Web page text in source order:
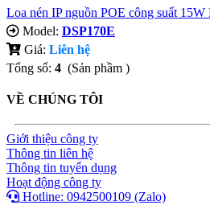
Loa nén IP nguồn POE công suất 15W
Model: DSP170E
Giá: Liên hệ
Tổng số: 4 (Sản phầm )
VỀ CHÚNG TÔI
Giới thiệu công ty
Thông tin liên hệ
Thông tin tuyển dụng
Hoạt động công ty
Hotline: 0942500109 (Zalo)